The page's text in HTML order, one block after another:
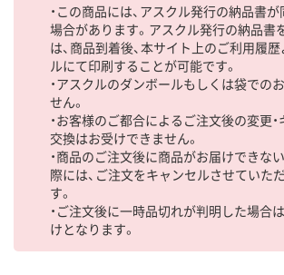
・この商品には、アスクル発行の納品書
場合があります。アスクル発行の納品書
は、商品到着後、本サイト上のご利用履
ルにて印刷することが可能です。
・アスクルのダンボールもしくは袋での
せん。
・お客様のご都合によるご注文後の変更・
交換はお受けできません。
・商品のご注文後に商品がお届けできな
際には、ご注文をキャンセルさせていた
す。
・ご注文後に一時品切れが判明した場合
けとなります。